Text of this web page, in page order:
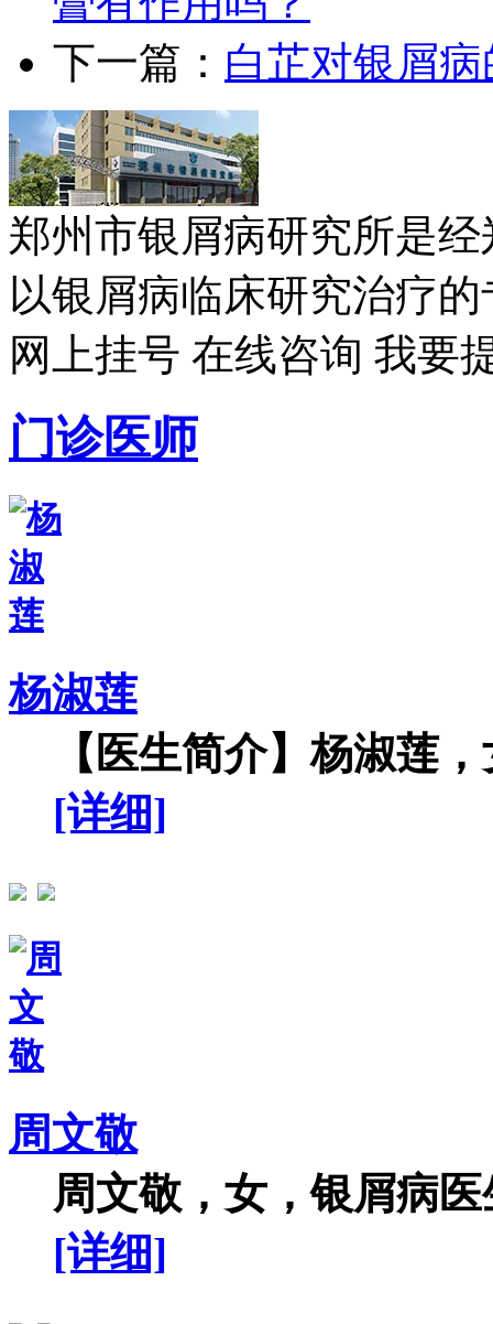
下一篇： 白芷对银屑
郑州市银屑病研究所是
以银屑病临床研究治疗
网上挂号 在线咨询 我要
门诊医师
杨淑莲
【医生简介】杨淑莲
[详细]
周文敬
周文敬，女，银屑病
[详细]